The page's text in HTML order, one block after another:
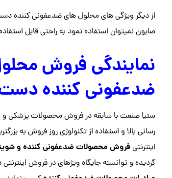
از دیگر ویژگی های محلول های ضدعفونی کننده
صابون نمیتوان استفاده نمود به راحتی قابل
نمایندگی فروش
ضدعفونی کننده
ستیا صنعت با سابقه در فروش محصولات پزشکی و
رسانی بالا و استفاده از تکنولوژی روز فروش به
اینترنتیفروش محصولات ضدعفونی کننده و
گردیده و توانسته جایگاه ویژهای در فروش